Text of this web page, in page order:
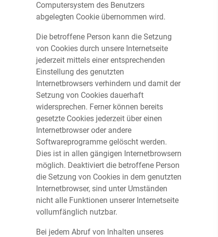
Computersystem des Benutzers
abgelegten Cookie übernommen wird.
Die betroffene Person kann die Setzung
von Cookies durch unsere Internetseite
jederzeit mittels einer entsprechenden
Einstellung des genutzten
Internetbrowsers verhindern und damit der
Setzung von Cookies dauerhaft
widersprechen. Ferner können bereits
gesetzte Cookies jederzeit über einen
Internetbrowser oder andere
Softwareprogramme gelöscht werden.
Dies ist in allen gängigen Internetbrowsern
möglich. Deaktiviert die betroffene Person
die Setzung von Cookies in dem genutzten
Internetbrowser, sind unter Umständen
nicht alle Funktionen unserer Internetseite
vollumfänglich nutzbar.
Bei jedem Abruf von Inhalten unseres